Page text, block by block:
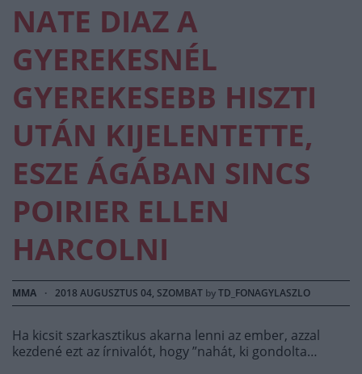
NATE DIAZ A
GYEREKESNÉL
GYEREKESEBB HISZTI
UTÁN KIJELENTETTE,
ESZE ÁGÁBAN SINCS
POIRIER ELLEN
HARCOLNI
MMA · 2018 AUGUSZTUS 04, SZOMBAT byTD_FONAGYLASZLO
Ha kicsit szarkasztikus akarna lenni az ember, azzal
kezdené ezt az írnivalót, hogy ”nahát, ki gondolta…